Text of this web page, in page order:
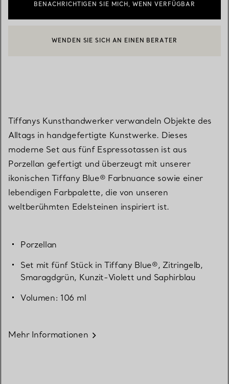
BENACHRICHTIGEN SIE MICH, WENN VERFÜGBAR
EINEN KUNDENBERATER KONTAKTIEREN ODER EINEN
Tiffanys Kunsthandwerker verwandeln Objekte des
Alltags in handgefertigte Kunstwerke. Dieses
moderne Set aus fünf Espressotassen ist aus
Porzellan gefertigt und überzeugt mit unserer
ikonischen Tiffany Blue® Farbnuance sowie einer
lebendigen Farbpalette, die von unseren
weltberühmten Edelsteinen inspiriert ist.
Porzellan
Set mit fünf Stück in Tiffany Blue®, Zitringelb,
Smaragdgrün, Kunzit-Violett und Saphirblau
Volumen: 106 ml
Mehr Informationen